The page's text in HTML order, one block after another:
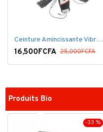
Ceinture Amincissante Vibro - Noir
16,500FCFA 25,000FCFA
Produits Bio
-33 %